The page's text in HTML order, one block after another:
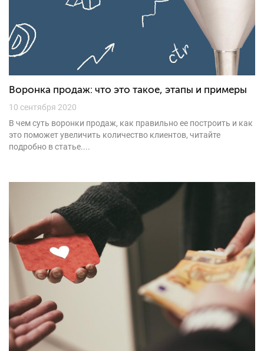
Воронка продаж: что это такое, этапы и примеры
10 сентября 2020
В чем суть воронки продаж, как правильно ее построить и как
это поможет увеличить количество клиентов, читайте
подробно в статье....